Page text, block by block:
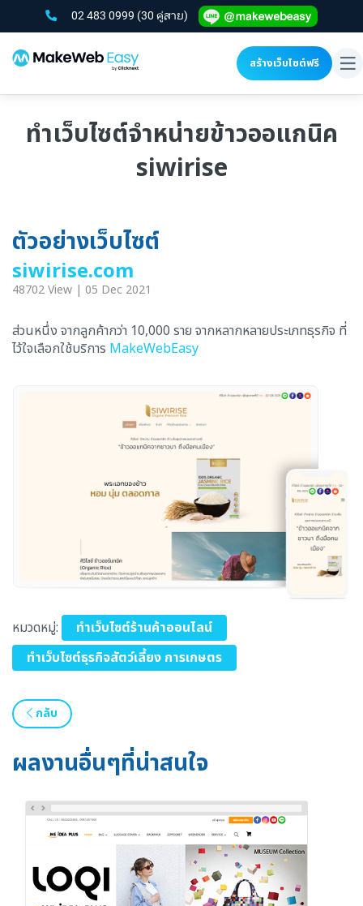
02 483 0999 (30 คู่สาย)
สร้างเว็บไซต์ฟรี
ทำเว็บไซต์จำหน่ายข้าวออแกนิค
siwirise
ตัวอย่างเว็บไซต์
siwirise.com
48702 View | 05 Dec 2021
ส่วนหนึ่ง จากลูกค้ากว่า 10,000 ราย จากหลากหลายประเภทธุรกิจ ที่
ไว้ใจเลือกใช้บริการ MakeWebEasy
หมวดหมู่:
ทำเว็บไซต์ร้านค้าออนไลน์
ทำเว็บไซต์ธุรกิจสัตว์เลี้ยง การเกษตร
กลับ
ผลงานอื่นๆที่น่าสนใจ